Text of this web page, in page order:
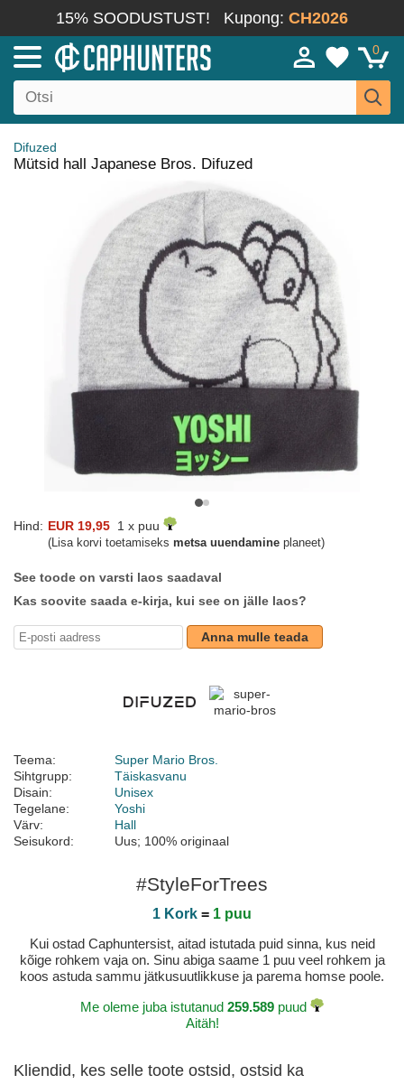
15% SOODUSTUST! Kupong: CH2026
0
Difuzed
Mütsid hall Japanese Bros. Difuzed
Hind: EUR 19,95 1 x puu
(Lisa korvi toetamiseks metsa uuendamine planeet)
See toode on varsti laos saadaval
Kas soovite saada e-kirja, kui see on jälle laos?
Anna mulle teada
Teema:
Super Mario Bros.
Sihtgrupp:
Täiskasvanu
Disain:
Unisex
Tegelane:
Yoshi
Värv:
Hall
Seisukord:
Uus; 100% originaal
#StyleForTrees
1 Kork = 1 puu
Kui ostad Caphuntersist, aitad istutada puid sinna, kus neid
kõige rohkem vaja on. Sinu abiga saame 1 puu veel rohkem ja
koos astuda sammu jätkusuutlikkuse ja parema homse poole.
Me oleme juba istutanud 259.589 puud
Aitäh!
Kliendid, kes selle toote ostsid, ostsid ka